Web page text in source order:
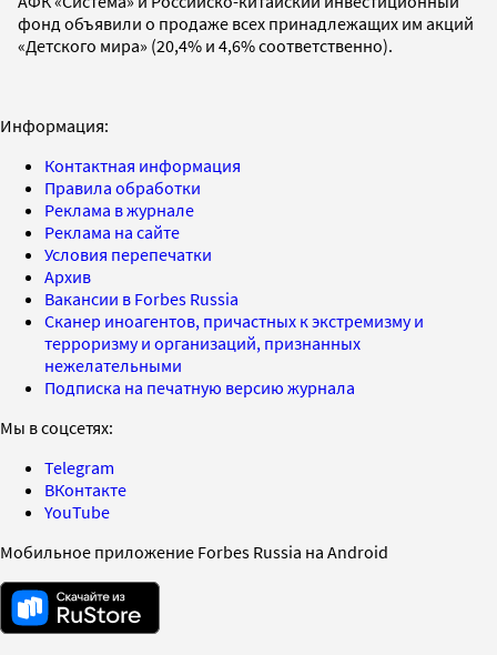
фонд объявили о продаже всех принадлежащих им акций
«Детского мира» (20,4% и 4,6% соответственно).
Информация:
Контактная информация
Правила обработки
Реклама в журнале
Реклама на сайте
Условия перепечатки
Архив
Вакансии в Forbes Russia
Сканер иноагентов, причастных к экстремизму и
терроризму и организаций, признанных
нежелательными
Подписка на печатную версию журнала
Мы в соцсетях:
Telegram
ВКонтакте
YouTube
Мобильное приложение Forbes Russia на Android